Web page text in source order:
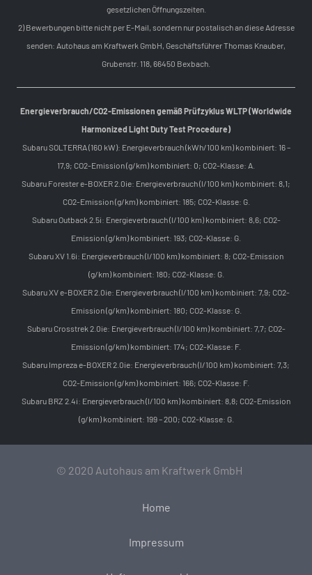
gesetzlichen Öffnungszeiten.
2) Bewerbungen bitte nicht per E-Mail, sondern nur postalisch an diese Adresse
senden: Autohaus am Kraftwerk GmbH, Geschäftsführer Thomas Knauber,
Grubenstr. 118, 66450 Bexbach.
Energieverbrauch/CO2-Emissionen gemäß Prüfzyklus WLTP (Worldwide
Harmonized Light Duty Test Procedure)
Subaru SOLTERRA (160 kW): Energieverbrauch (kWh/100 km) kombiniert: 16 –
17,9; CO2-Emission (g/km) kombiniert: 0; CO2-Klasse: A.
Subaru Forester e-BOXER 2.0ie: Energieverbrauch (l/100 km) kombiniert: 8,1;
CO2-Emission (g/km) kombiniert: 185; CO2-Klasse: G.
Subaru Outback 2.5i: Energieverbrauch (l/100 km) kombiniert: 8,6; CO2-
Emission (g/km) kombiniert: 193; CO2-Klasse: G.
Subaru XV 1.6i: Energieverbrauch (l/100 km) kombiniert: 8; CO2-Emission
(g/km) kombiniert: 180; CO2-Klasse: G.
Subaru XV e-BOXER 2.0ie: Energieverbrauch (l/100 km) kombiniert: 7,9; CO2-
Emission (g/km) kombiniert: 180; CO2-Klasse: G.
Subaru Crosstrek 2.0ie: Energieverbrauch (l/100 km) kombiniert: 7,7; CO2-
Emission (g/km) kombiniert: 174; CO2-Klasse: F.
Subaru Impreza e-BOXER 2.0ie: Energieverbrauch (l/100 km) kombiniert: 7,3;
CO2-Emission (g/km) kombiniert: 166; CO2-Klasse: F.
Subaru BRZ 2.4i: Energieverbrauch (l/100 km) kombiniert: 8,8; CO2-Emission
(g/km) kombiniert: 199 – 200; CO2-Klasse: G.
© 2020 Autohaus am Kraftwerk GmbH
Home
Impressum